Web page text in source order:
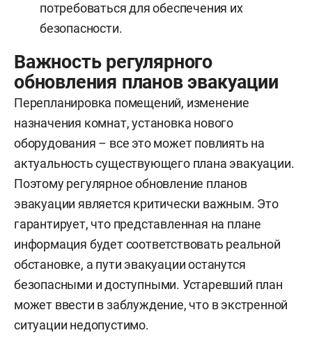
потребоваться для обеспечения их
безопасности.
Важность регулярного
обновления планов эвакуации
Перепланировка помещений, изменение
назначения комнат, установка нового
оборудования – все это может повлиять на
актуальность существующего плана эвакуации.
Поэтому регулярное обновление планов
эвакуации является критически важным. Это
гарантирует, что представленная на плане
информация будет соответствовать реальной
обстановке, а пути эвакуации останутся
безопасными и доступными. Устаревший план
может ввести в заблуждение, что в экстренной
ситуации недопустимо.